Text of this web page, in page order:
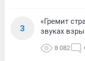
3
«Гремит
звуках
8 082